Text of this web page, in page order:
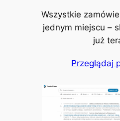
Wszystkie
jednym miejscu –
już
Przeglądaj